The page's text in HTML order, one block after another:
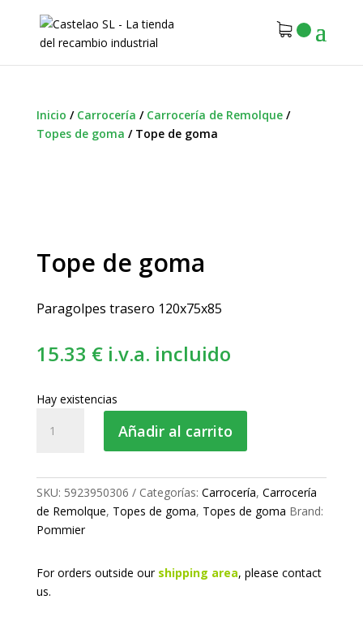
Inicio / Carrocería / Carrocería de Remolque/
Topes de goma / Tope de goma
Tope de goma
Paragolpes trasero 120x75x85
15.33 € i.v.a. incluido
Hay existencias
Añadir al carrito
SKU: 5923950306 Categorías: Carrocería, Carrocería
de Remolque, Topes de goma, Topes de goma Brand:
Pommier
For orders outside our shipping area, please contact
us.